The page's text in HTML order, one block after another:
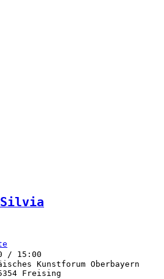
/ 15:00
Kunstforum Oberbayern
Freising